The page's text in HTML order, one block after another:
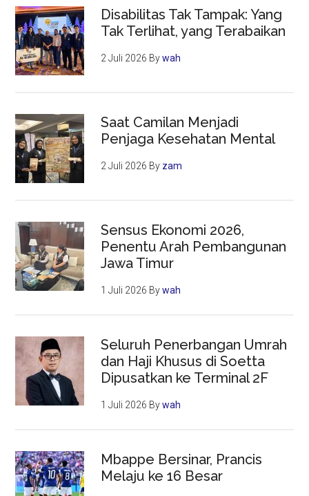
Disabilitas Tak Tampak: Yang
Tak Terlihat, yang Terabaikan
2 Juli 2026 Bywah
Saat Camilan Menjadi
Penjaga Kesehatan Mental
2 Juli 2026 By zam
Sensus Ekonomi 2026,
Penentu Arah Pembangunan
Jawa Timur
1 Juli 2026 Bywah
Seluruh Penerbangan Umrah
dan Haji Khusus di Soetta
Dipusatkan ke Terminal 2F
1 Juli 2026 Bywah
Mbappe Bersinar, Prancis
Melaju ke 16 Besar